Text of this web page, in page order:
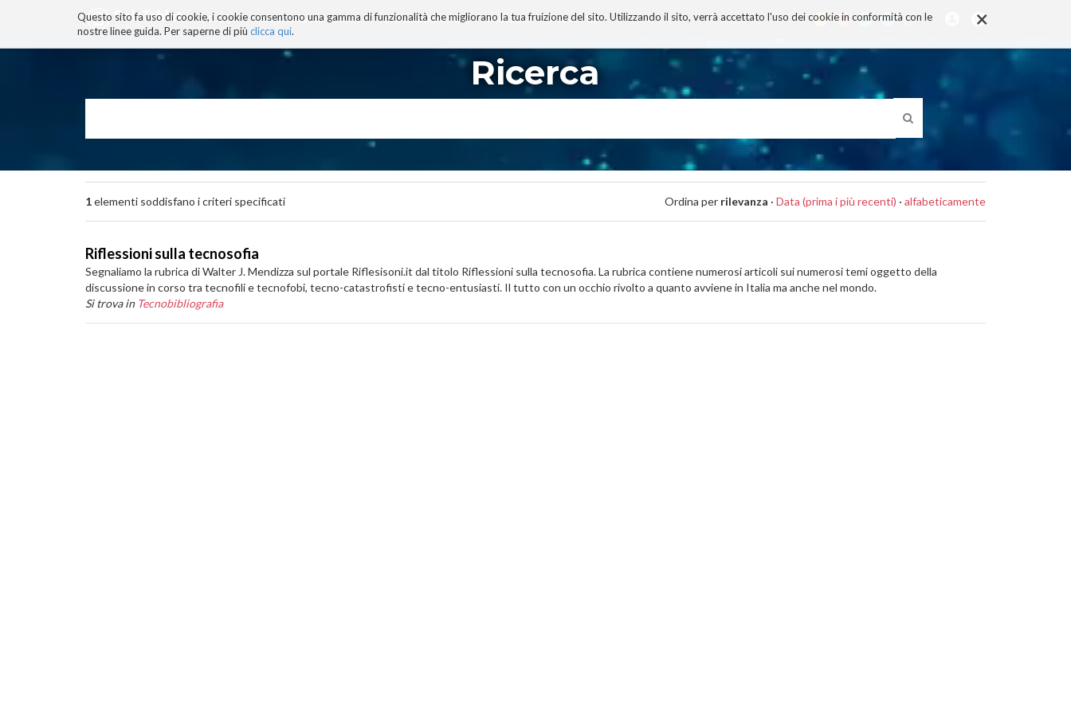
×
Questo sito fa uso di cookie, i cookie consentono una gamma di funzionalità che migliorano la tua fruizione del sito. Utilizzando il sito, verrà accettato l'uso dei cookie in conformità con le
nostre linee guida. Per saperne di più clicca qui.
BLOG TECNOCONSAPEVOLEZZA TECNOBIBLIOGRAFIA I MIEI LIBRI PROGETTO
navigazione
Ricerca
1elementi soddisfano i criteri specificati Ordina per rilevanza · Data (prima i più recenti) · alfabeticamente
Riflessioni sulla tecnosofia
Segnaliamo la rubrica di Walter J. Mendizza sul portale Riflesisoni.it dal titolo Riflessioni sulla tecnosofia. La rubrica contiene numerosi articoli sui numerosi temi oggetto della
discussione in corso tra tecnofili e tecnofobi, tecno-catastrofisti e tecno-entusiasti. Il tutto con un occhio rivolto a quanto avviene in Italia ma anche nel mondo.
Si trova in Tecnobibliografia